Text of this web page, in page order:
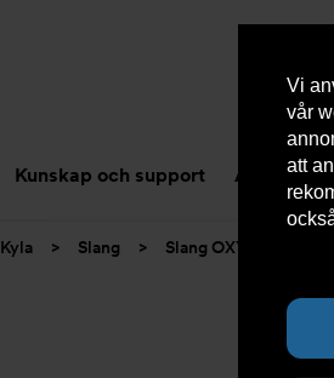
Vi
vår
att
Kunskap och support Aktuellt
Kyla > Slang > Slang OXY